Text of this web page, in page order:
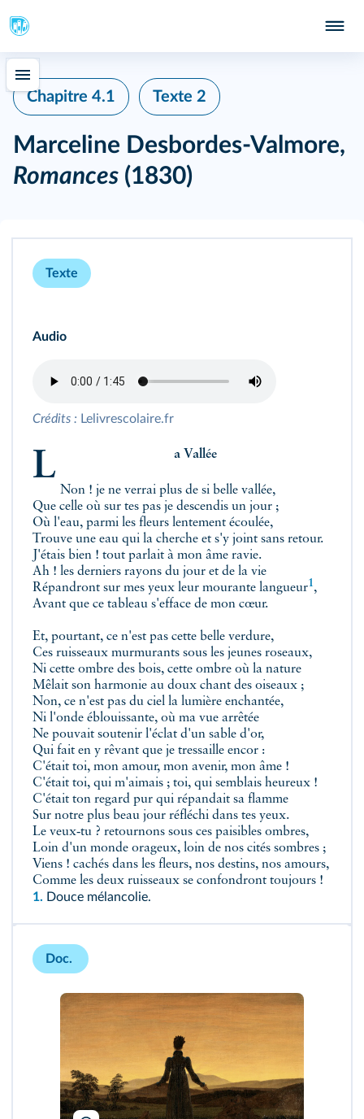
Chapitre 4.1 Texte 2
Marceline Desbordes-Valmore,
Romances (1830)
Texte
Audio
Crédits : Lelivrescolaire.fr
La Vallée
Non ! je ne verrai plus de si belle vallée,
Que celle où sur tes pas je descendis un jour ;
Où l'eau, parmi les fleurs lentement écoulée,
Trouve une eau qui la cherche et s'y joint sans retour.
J'étais bien ! tout parlait à mon âme ravie.
Ah ! les derniers rayons du jour et de la vie
Répandront sur mes yeux leur mourante langueur1,
Avant que ce tableau s'efface de mon cœur.
Et, pourtant, ce n'est pas cette belle verdure,
Ces ruisseaux murmurants sous les jeunes roseaux,
Ni cette ombre des bois, cette ombre où la nature
Mêlait son harmonie au doux chant des oiseaux ;
Non, ce n'est pas du ciel la lumière enchantée,
Ni l'onde éblouissante, où ma vue arrêtée
Ne pouvait soutenir l'éclat d'un sable d'or,
Qui fait en y rêvant que je tressaille encor :
C'était toi, mon amour, mon avenir, mon âme !
C'était toi, qui m'aimais ; toi, qui semblais heureux !
C'était ton regard pur qui répandait sa flamme
Sur notre plus beau jour réfléchi dans tes yeux.
Le veux‑tu ? retournons sous ces paisibles ombres,
Loin d'un monde orageux, loin de nos cités sombres ;
Viens ! cachés dans les fleurs, nos destins, nos amours,
Comme les deux ruisseaux se confondront toujours !
1. Douce mélancolie.
Doc.